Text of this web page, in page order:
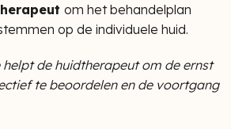
om het behandelplan
op de individuele huid.
helpt de huidtherapeut om de ernst
te beoordelen en de voortgang